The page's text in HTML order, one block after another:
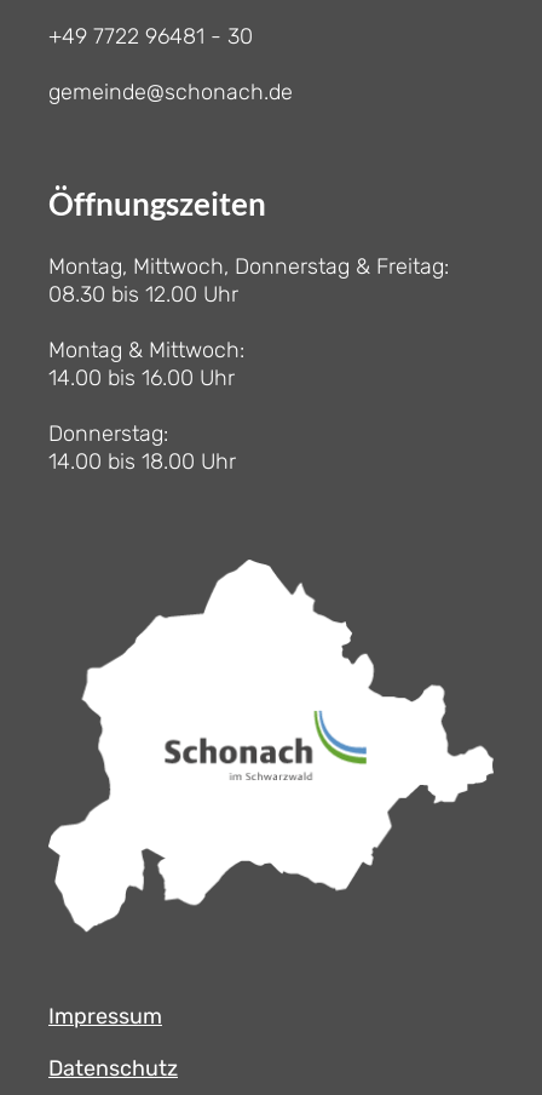
+49 7722 96481 - 30
gemeinde@schonach.de
Öffnungszeiten
Montag, Mittwoch, Donnerstag & Freitag:
08.30 bis 12.00 Uhr
Montag & Mittwoch:
14.00 bis 16.00 Uhr
Donnerstag:
14.00 bis 18.00 Uhr
Impressum
Datenschutz